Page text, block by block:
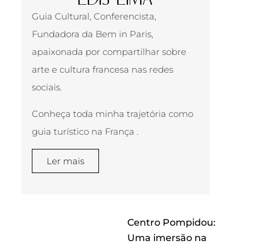
Guia Cultural, Conferencista,
Fundadora da Bem in Paris,
apaixonada por compartilhar sobre
arte e cultura francesa nas redes
sociais.
Conheça toda minha trajetória como
guia turístico na França .
Ler mais
Centro Pompidou:
Uma imersão na